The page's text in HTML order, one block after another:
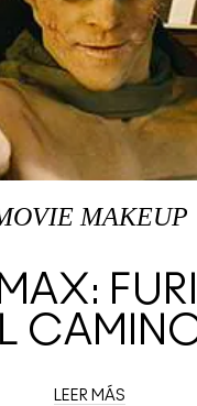
MAKEUP
LEER MÁS